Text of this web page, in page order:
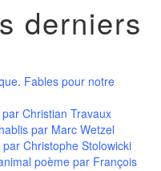
derniers
Fables pour notre
par Christian Travaux
par Marc Wetzel
par Christophe Stolowicki
poème par François